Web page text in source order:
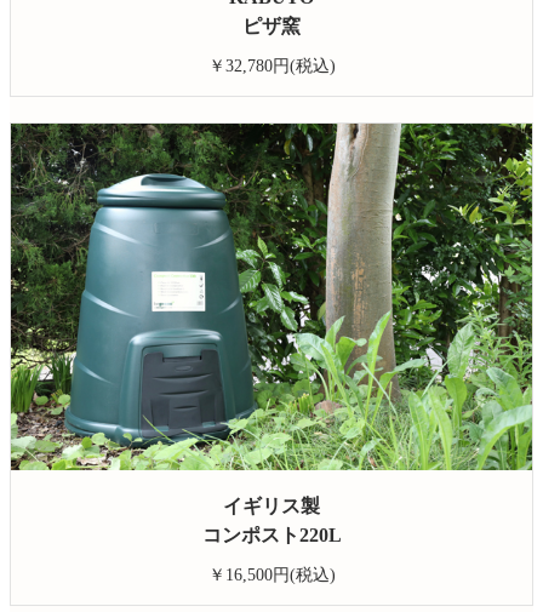
ピザ窯
￥32,780円(税込)
イギリス製
コンポスト220L
￥16,500円(税込)